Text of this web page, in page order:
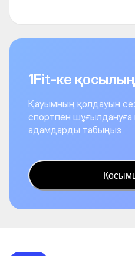
1Fit-ке
Қауымның қолдауын
спортпен шұғылдануға
адамдарды табыңыз